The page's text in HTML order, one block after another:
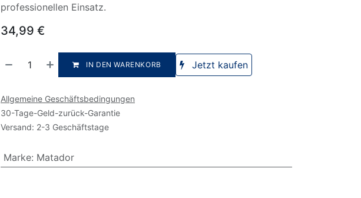
professionellen Einsatz.
34,99 €
IN DEN WARENKORB Jetzt kaufen
Allgemeine Geschäftsbedingungen
30-Tage-Geld-zurück-Garantie
Versand: 2-3 Geschäftstage
Marke: Matador